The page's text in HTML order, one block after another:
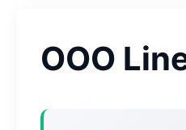
ООО